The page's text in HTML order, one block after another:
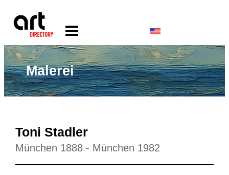
Malerei
Toni Stadler
München 1888 - München 1982